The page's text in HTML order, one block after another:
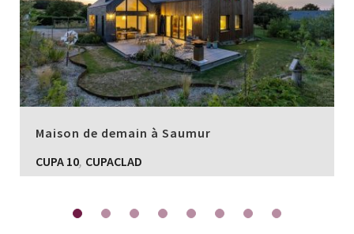
Maison de demain à Saumur
CUPA 10, CUPACLAD